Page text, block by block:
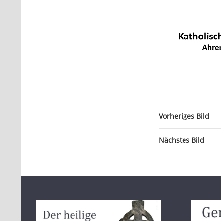
Vorheriges Bild
Nächstes Bild